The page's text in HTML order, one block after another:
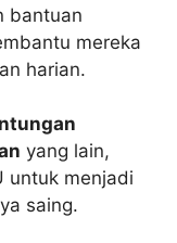
bantuan
mereka
harian.
yang lain,
untuk menjadi
saing.